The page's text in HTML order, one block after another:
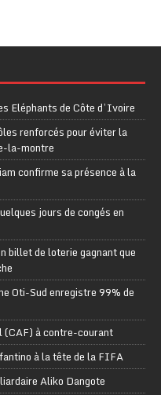
Eléphants de Côte d’Ivoire
renforcés pour éviter la
la-montre
confirme sa présence à la
jours de congés en
billet de loterie gagnant que
Oti-Sud enregistre 99% de
(CAF) à contre-courant
à la tête de la FIFA
Aliko Dangote